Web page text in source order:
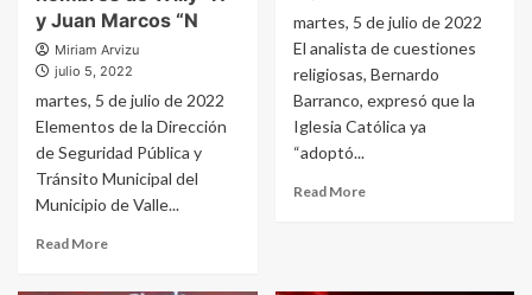
y Juan Marcos “N
Miriam Arvizu
julio 5, 2022
martes, 5 de julio de 2022
Elementos de la Dirección
de Seguridad Pública y
Tránsito Municipal del
Municipio de Valle...
Read More
martes, 5 de julio de 2022
El analista de cuestiones
religiosas, Bernardo
Barranco, expresó que la
Iglesia Católica ya
“adoptó...
Read More